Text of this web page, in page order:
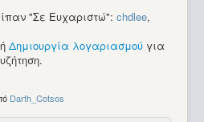
"Σε Ευχαριστώ": chdlee,
ή Δημιουργία λογαριασμού για
Darth_Cotsos